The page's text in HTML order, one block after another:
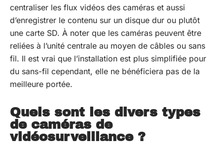
centraliser les flux vidéos des caméras et aussi
d’enregistrer le contenu sur un disque dur ou plutôt
une carte SD. À noter que les caméras peuvent être
reliées à l’unité centrale au moyen de câbles ou sans
fil. Il est vrai que l’installation est plus simplifiée pour
du sans-fil cependant, elle ne bénéficiera pas de la
meilleure portée.
Quels sont les divers types
de caméras de
vidéosurveillance ?